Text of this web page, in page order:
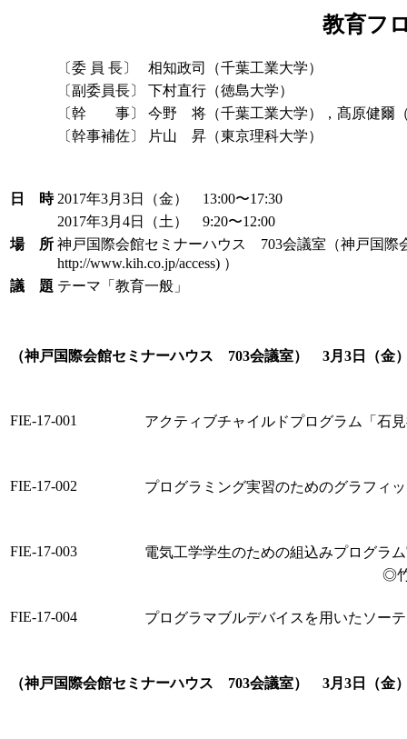
教育フ
〔委 員 長〕
相知政司（千葉工業大学）
〔副委員長〕
下村直行（徳島大学）
〔幹 事〕
今野 将（千葉工業大学），髙原健爾
〔幹事補佐〕
片山 昇（東京理科大学）
日 時 2017年3月3日（金） 13:00〜17:30
2017年3月4日（土） 9:20〜12:00
場 所 神戸国際会館セミナーハウス 703会議室（神戸国
http://www.kih.co.jp/access) ）
議 題 テーマ「教育一般」
（神戸国際会館セミナーハウス 703会議室） 3月3日（
FIE-17-001 アクティブチャイルドプログラム「石
FIE-17-002 プログラミング実習のためのグラフィ
FIE-17-003
電気工学学生のための組込みプログラ
◎
FIE-17-004 プログラマブルデバイスを用いたソー
（神戸国際会館セミナーハウス 703会議室） 3月3日（